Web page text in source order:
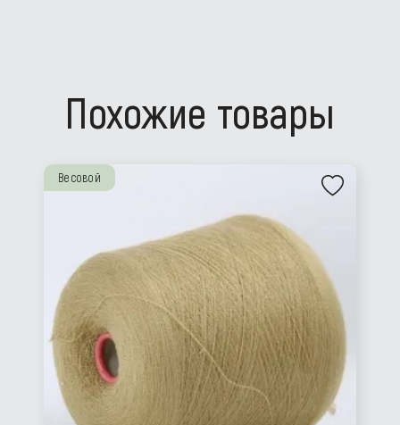
Похожие товары
Весовой